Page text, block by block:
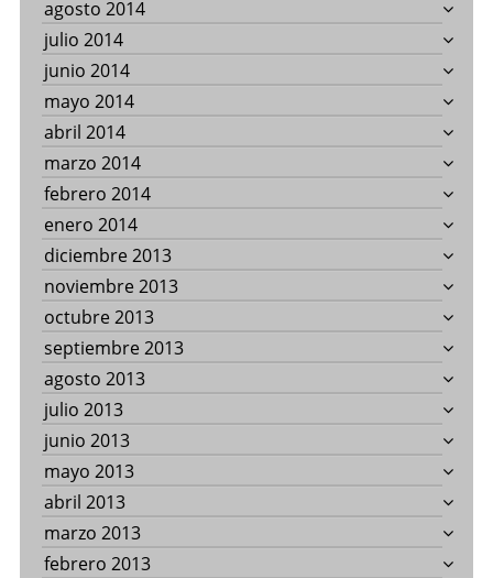
agosto 2014
julio 2014
junio 2014
mayo 2014
abril 2014
marzo 2014
febrero 2014
enero 2014
diciembre 2013
noviembre 2013
octubre 2013
septiembre 2013
agosto 2013
julio 2013
junio 2013
mayo 2013
abril 2013
marzo 2013
febrero 2013